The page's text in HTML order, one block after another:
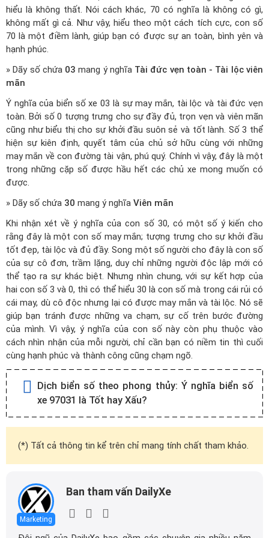
hiểu là không thất. Nói cách khác, 70 có nghĩa là không có gì,
không mất gì cả. Như vậy, hiểu theo một cách tích cực, con số
70 là một điềm lành, giúp bạn có được sự an toàn, bình yên và
hạnh phúc.
» Dãy số chứa 03 mang ý nghĩa Tài đức vẹn toàn - Tài lộc viên
mãn
Ý nghĩa của biển số xe 03 là sự may mắn, tài lộc và tài đức vẹn
toàn. Bởi số 0 tượng trưng cho sự đầy đủ, trọn vẹn và viên mãn
cũng như biểu thị cho sự khởi đầu suôn sẻ và tốt lành. Số 3 thể
hiện sự kiên định, quyết tâm của chủ sở hữu cùng với những
may mắn về con đường tài vận, phú quý. Chính vì vậy, đây là một
trong những cặp số được hầu hết các chủ xe mong muốn có
được.
» Dãy số chứa 30 mang ý nghĩa Viên mãn
Khi nhận xét về ý nghĩa của con số 30, có một số ý kiến cho
rằng đây là một con số may mắn; tượng trưng cho sự khởi đầu
tốt đẹp, tài lộc và đủ đầy. Song một số người cho đây là con số
của sự cô đơn, trầm lặng, duy chỉ những người độc lập mới có
thể tạo ra sự khác biệt. Nhưng nhìn chung, với sự kết hợp của
hai con số 3 và 0, thì có thể hiểu 30 là con số mà trong cái rủi có
cái may, dù cô độc nhưng lại có được may mắn và tài lộc. Nó sẽ
giúp bạn tránh được những va chạm, sự cố trên bước đường
của mình. Vì vậy, ý nghĩa của con số này còn phụ thuộc vào
cách nhìn nhận của mỗi người, chỉ cần bạn có niềm tin thì cuối
cùng hạnh phúc và thành công cũng chạm ngõ.
Dịch biển số theo phong thủy: Ý nghĩa biển số
xe 97031 là Tốt hay Xấu?
(*) Tất cả thông tin kể trên chỉ mang tính chất tham khảo.
Marketing
Ban tham vấn DailyXe